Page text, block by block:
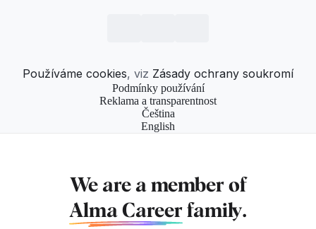
Používáme cookies, viz Zásady ochrany soukromí
Podmínky používání
Reklama a transparentnost
Čeština
English
We are a member of
Alma Career family.